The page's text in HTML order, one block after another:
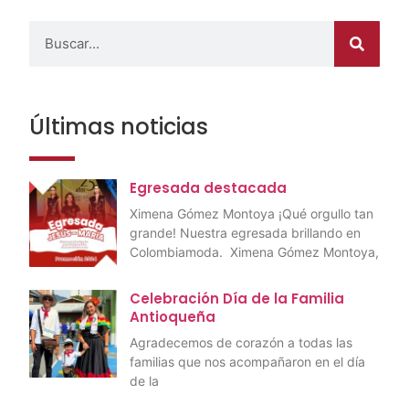
Últimas noticias
Egresada destacada
Ximena Gómez Montoya ¡Qué orgullo tan
grande! Nuestra egresada brillando en
Colombiamoda. Ximena Gómez Montoya,
Celebración Día de la Familia
Antioqueña
Agradecemos de corazón a todas las
familias que nos acompañaron en el día
de la